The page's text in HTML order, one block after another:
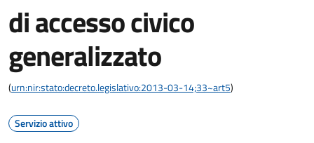
di accesso civico
generalizzato
(urn:nir:stato:decreto.legislativo:2013-03-14;33~art5)
Servizio attivo